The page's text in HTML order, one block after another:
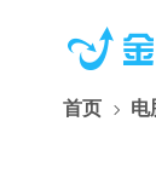
首页 电